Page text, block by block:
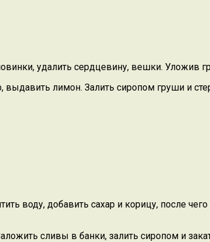
удалить сердцевину, вешки. Уложив
выдавить лимон. Залить сиропом груши и
воду, добавить сахар и корицу, после
сливы в банки, залить сиропом и